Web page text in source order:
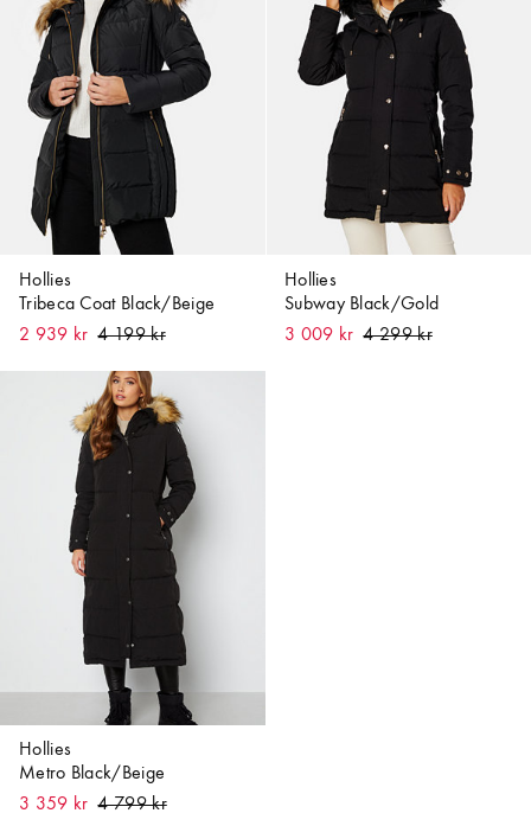
Hollies
Tribeca Coat Black/Beige
2 939 kr
Hollies
Subway Black/Gold
3 009 kr
Hollies
Metro Black/Beige
3 359 kr